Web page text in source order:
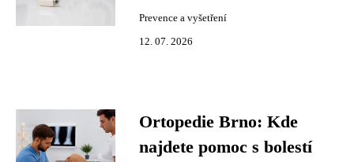
Prevence a vyšetření
12. 07. 2026
Ortopedie Brno: Kde
najdete pomoc s bolestí